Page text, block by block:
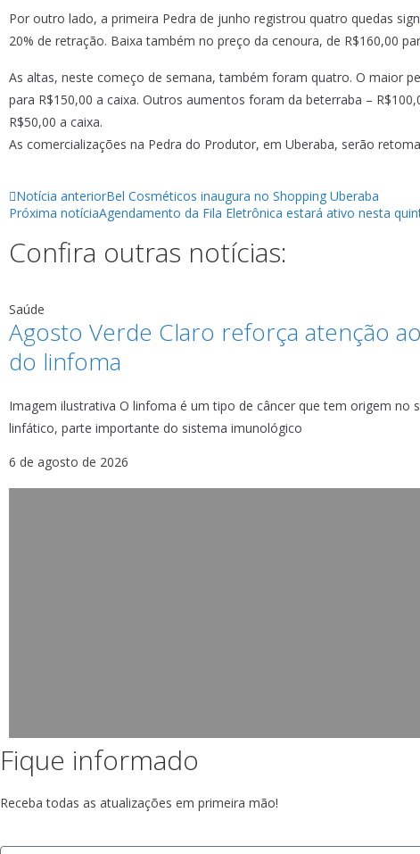
Por outro lado, a primeira Pedra de junho registrou quatro quedas
20% de retração. Baixa também no preço da cenoura, de R$160,00
As altas, neste começo de semana, também foram quatro. O maior
para R$150,00 a caixa. Outros aumentos foram da beterraba –
R$50,00 a caixa.
As comercializações na Pedra do Produtor, em Uberaba, serão
Notícia anteriorBel Cosméticos inaugura no Shopping Uberaba
Próxima notíciaAgendamento da Fila Eletrônica estará ativo nesta
Confira outras notícias:
Saúde
Agosto Verde Claro reforça atenção
do linfoma
Imagem ilustrativa O linfoma é um tipo de câncer que tem origem no
linfático, parte importante do sistema imunológico
6 de agosto de 2026
Fique informado
Receba todas as atualizações em primeira mão!